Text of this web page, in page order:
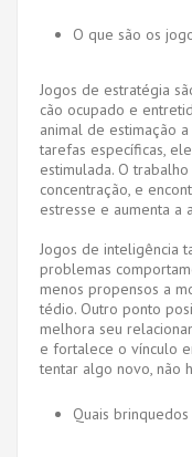
O que são os
Jogos de estratégia
cão ocupado e
animal de estimação
tarefas específicas,
estimulada. O
concentração, e
estresse e aumenta a
Jogos de inteligência
problemas
menos propensos a
tédio. Outro ponto
melhora seu
e fortalece o vínculo
tentar algo novo, não
Quais